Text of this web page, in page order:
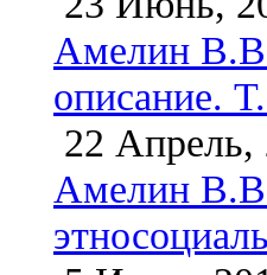
Амелин В.В.
описание.
22 Апрель,
Амелин